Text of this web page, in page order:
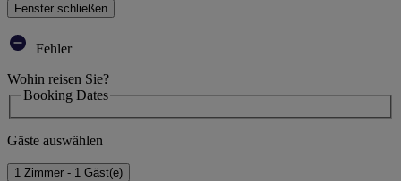
Fenster schließen
Fehler
Wohin reisen Sie?
Booking Dates
Gäste auswählen
1 Zimmer - 1 Gäst(e)